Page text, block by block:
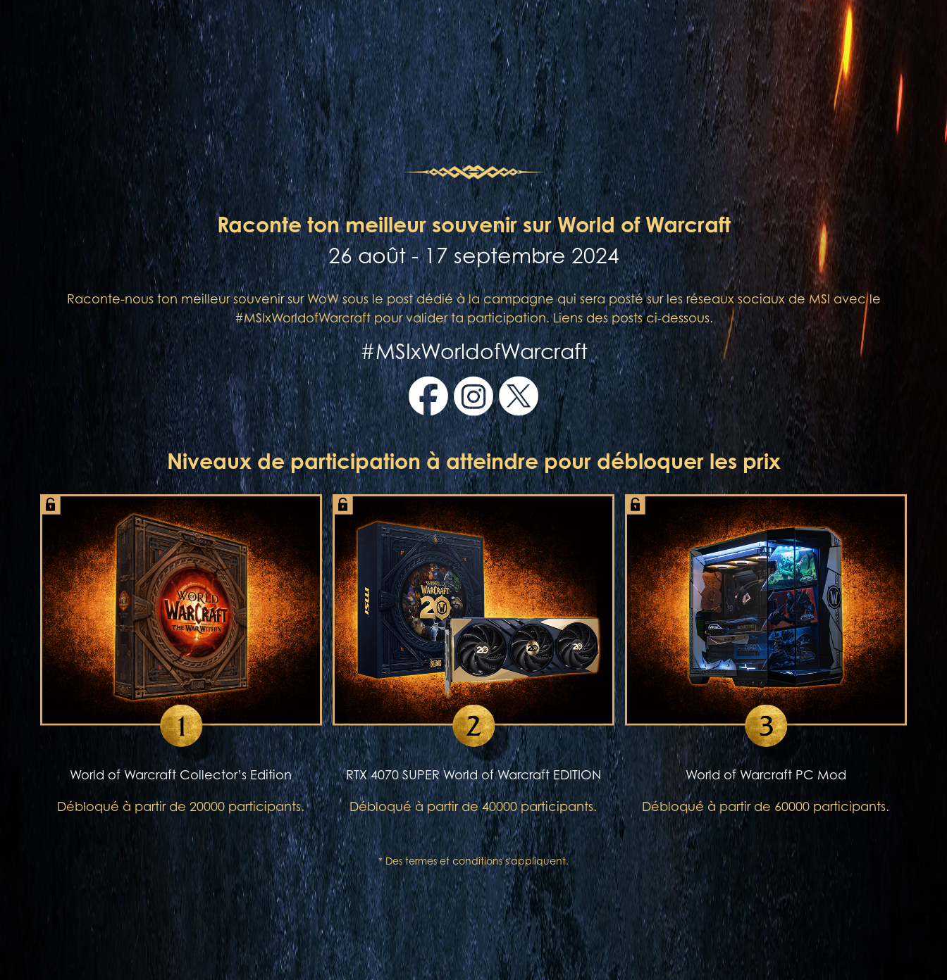
Raconte ton meilleur souvenir sur World of Warcraft
26 août - 17 septembre 2024
Raconte-nous ton meilleur souvenir sur WoW sous le post dédié à la campagne qui sera posté sur les réseaux sociaux de MSI avec le
#MSIxWorldofWarcraft pour valider ta participation. Liens des posts ci-dessous.
#MSIxWorldofWarcraft
Niveaux de participation à atteindre pour débloquer les prix
World of Warcraft Collector’s Edition
Débloqué à partir de 20000 participants.
RTX 4070 SUPER World of Warcraft EDITION
Débloqué à partir de 40000 participants.
World of Warcraft PC Mod
Débloqué à partir de 60000 participants.
* Des termes et conditions s'appliquent.